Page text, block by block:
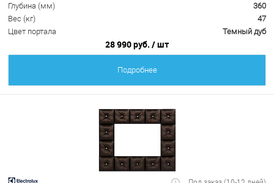
Глубина (мм)
360
Вес (кг)
47
Цвет портала
Темный дуб
28 990 руб. / шт
Подробнее